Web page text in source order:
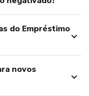
do Empréstimo
novos